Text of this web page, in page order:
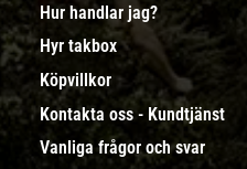
Hur handlar jag?
Hyr takbox
Köpvillkor
Kontakta oss - Kundtjänst
Vanliga frågor och svar